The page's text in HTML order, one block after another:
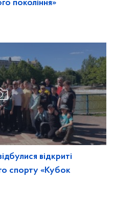
покоління»
відкриті
спорту «Кубок